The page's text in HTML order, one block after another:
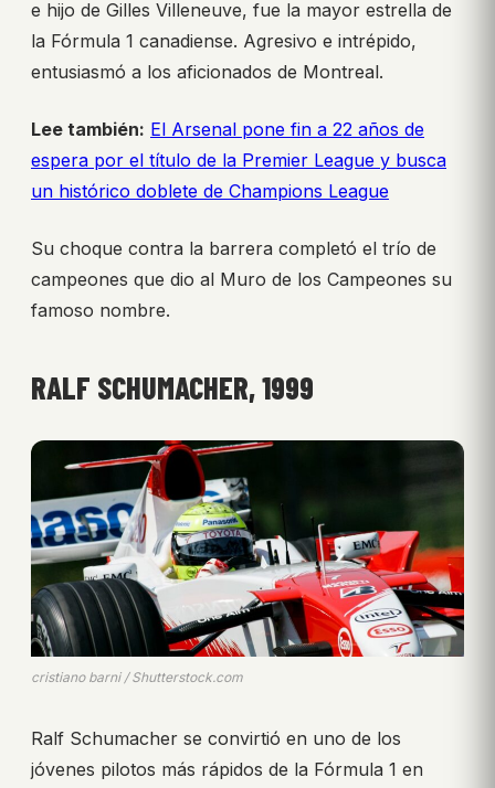
e hijo de Gilles Villeneuve, fue la mayor estrella de
la Fórmula 1 canadiense. Agresivo e intrépido,
entusiasmó a los aficionados de Montreal.
Lee también: El Arsenal pone fin a 22 años de
espera por el título de la Premier League y busca
un histórico doblete de Champions League
Su choque contra la barrera completó el trío de
campeones que dio al Muro de los Campeones su
famoso nombre.
RALF SCHUMACHER, 1999
cristiano barni / Shutterstock.com
Ralf Schumacher se convirtió en uno de los
jóvenes pilotos más rápidos de la Fórmula 1 en